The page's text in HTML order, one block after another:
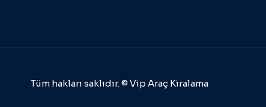
Tüm hakları saklıdır. © Vip Araç Kiralama